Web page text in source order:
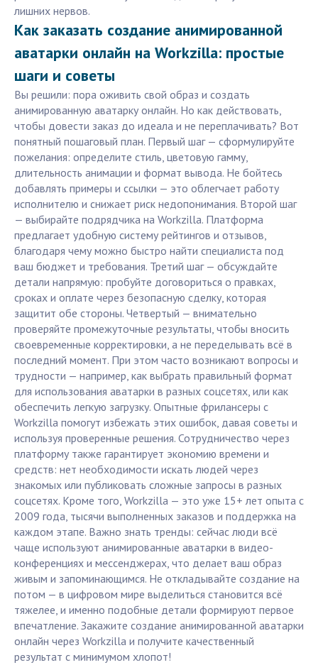
лишних нервов.
Как заказать создание анимированной
аватарки онлайн на Workzilla: простые
шаги и советы
Вы решили: пора оживить свой образ и создать
анимированную аватарку онлайн. Но как действовать,
чтобы довести заказ до идеала и не переплачивать? Вот
понятный пошаговый план. Первый шаг — сформулируйте
пожелания: определите стиль, цветовую гамму,
длительность анимации и формат вывода. Не бойтесь
добавлять примеры и ссылки — это облегчает работу
исполнителю и снижает риск недопонимания. Второй шаг
— выбирайте подрядчика на Workzilla. Платформа
предлагает удобную систему рейтингов и отзывов,
благодаря чему можно быстро найти специалиста под
ваш бюджет и требования. Третий шаг — обсуждайте
детали напрямую: пробуйте договориться о правках,
сроках и оплате через безопасную сделку, которая
защитит обе стороны. Четвертый — внимательно
проверяйте промежуточные результаты, чтобы вносить
своевременные корректировки, а не переделывать всё в
последний момент. При этом часто возникают вопросы и
трудности — например, как выбрать правильный формат
для использования аватарки в разных соцсетях, или как
обеспечить легкую загрузку. Опытные фрилансеры с
Workzilla помогут избежать этих ошибок, давая советы и
используя проверенные решения. Сотрудничество через
платформу также гарантирует экономию времени и
средств: нет необходимости искать людей через
знакомых или публиковать сложные запросы в разных
соцсетях. Кроме того, Workzilla — это уже 15+ лет опыта с
2009 года, тысячи выполненных заказов и поддержка на
каждом этапе. Важно знать тренды: сейчас люди всё
чаще используют анимированные аватарки в видео-
конференциях и мессенджерах, что делает ваш образ
живым и запоминающимся. Не откладывайте создание на
потом — в цифровом мире выделиться становится всё
тяжелее, и именно подобные детали формируют первое
впечатление. Закажите создание анимированной аватарки
онлайн через Workzilla и получите качественный
результат с минимумом хлопот!